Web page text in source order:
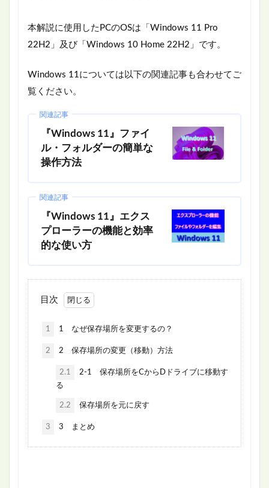
本解説に使用したPCのOSは「Windows 11 Pro
22H2」及び「Windows 10 Home 22H2」です。
Windows 11については以下の関連記事も合わせてご
覧ください。
関連記事
『Windows 11』ファイ
ル・フォルダーの簡単な
操作方法
関連記事
『Windows 11』エクス
プローラーの機能と効率
的な使い方
目次
1 1 なぜ保存場所を変更するの？
2 2 保存場所の変更（移動）方法
2.1
2-1 保存場所をCからDドライブに移動す
る
2.2 保存場所を元に戻す
3 3 まとめ